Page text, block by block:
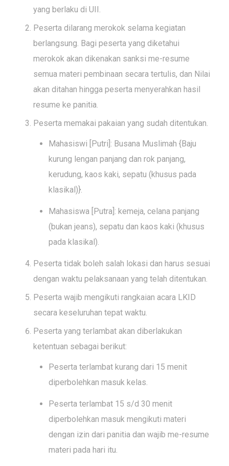
yang berlaku di UII.
Peserta dilarang merokok selama kegiatan
berlangsung. Bagi peserta yang diketahui
merokok akan dikenakan sanksi me-resume
semua materi pembinaan secara tertulis, dan Nilai
akan ditahan hingga peserta menyerahkan hasil
resume ke panitia.
Peserta memakai pakaian yang sudah ditentukan.
Mahasiswi [Putri]: Busana Muslimah {Baju
kurung lengan panjang dan rok panjang,
kerudung, kaos kaki, sepatu (khusus pada
klasikal)}.
Mahasiswa [Putra]: kemeja, celana panjang
(bukan jeans), sepatu dan kaos kaki (khusus
pada klasikal).
Peserta tidak boleh salah lokasi dan harus sesuai
dengan waktu pelaksanaan yang telah ditentukan.
Peserta wajib mengikuti rangkaian acara LKID
secara keseluruhan tepat waktu.
Peserta yang terlambat akan diberlakukan
ketentuan sebagai berikut:
Peserta terlambat kurang dari 15 menit
diperbolehkan masuk kelas.
Peserta terlambat 15 s/d 30 menit
diperbolehkan masuk mengikuti materi
dengan izin dari panitia dan wajib me-resume
materi pada hari itu.